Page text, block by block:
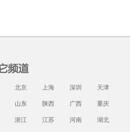
北京 上海 深圳 天津
山东 陕西 广西 重庆
浙江 江苏 河南 湖北